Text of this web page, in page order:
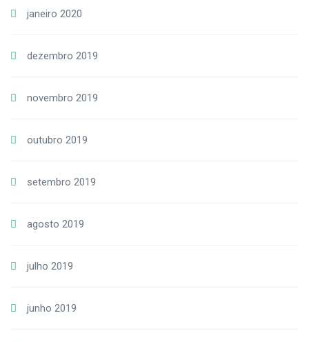
janeiro 2020
dezembro 2019
novembro 2019
outubro 2019
setembro 2019
agosto 2019
julho 2019
junho 2019